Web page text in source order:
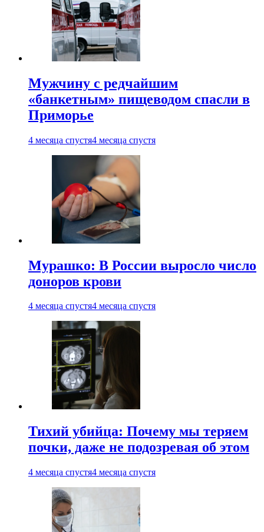
Мужчину с редчайшим
«банкетным» пищеводом спасли в
Приморье
4 месяца спустя4 месяца спустя
Мурашко: В России выросло число
доноров крови
4 месяца спустя4 месяца спустя
Тихий убийца: Почему мы теряем
почки, даже не подозревая об этом
4 месяца спустя4 месяца спустя